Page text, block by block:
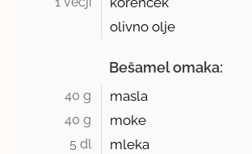
olivno olje
Bešamel omaka:
40 g masla
40 g moke
5 dl
mleka